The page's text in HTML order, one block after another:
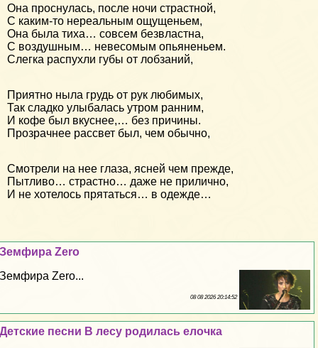
Она проснулась, после ночи страстной,
С каким-то нереальным ощущеньем,
Она была тиха… совсем безвластна,
С воздушным… невесомым опьяненьем.
Слегка распухли губы от лобзаний,
Приятно ныла грудь от рук любимых,
Так сладко улыбалась утром ранним,
И кофе был вкуснее,… без причины.
Прозрачнее рассвет был, чем обычно,
Смотрели на нее глаза, ясней чем прежде,
Пытливо… страстно… даже не прилично,
И не хотелось прятаться… в одежде…
Земфира Zero
Земфира Zero...
08 08 2026 20:14:52
Детские песни В лесу родилась елочка